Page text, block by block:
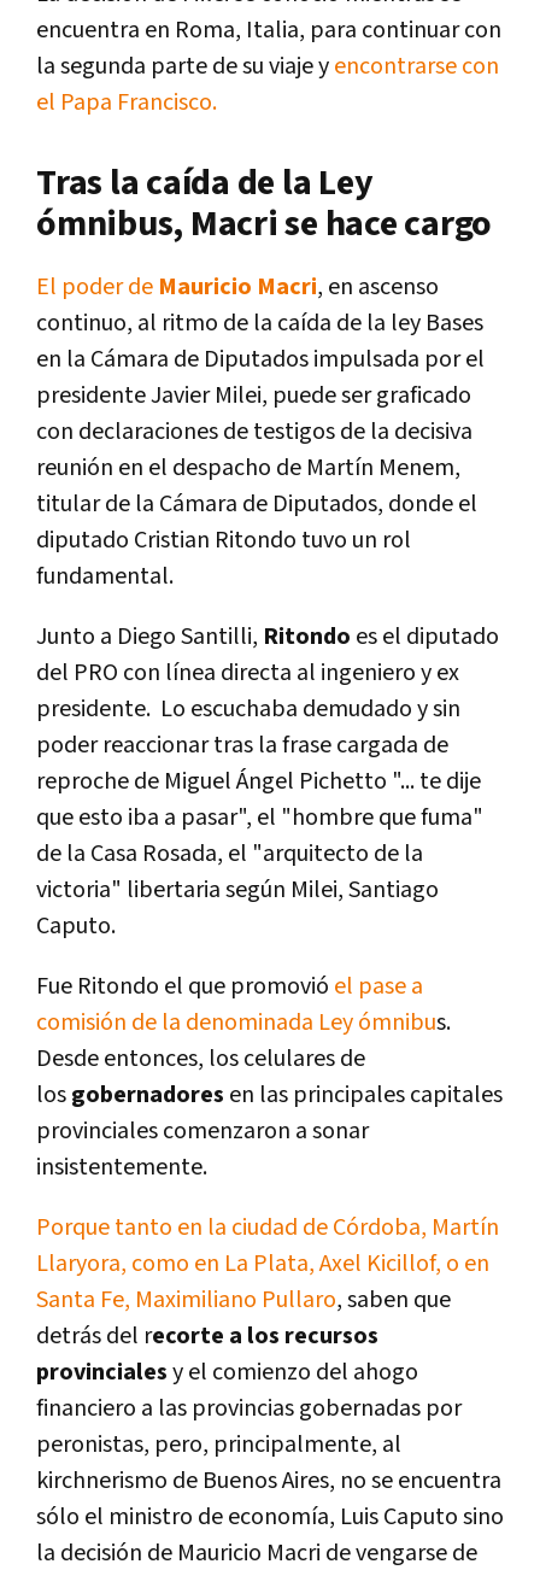
encuentra en Roma, Italia, para continuar con
la segunda parte de su viaje yencontrarse con
el Papa Francisco.
Tras la caída de la Ley
ómnibus, Macri se hace cargo
El poder de Mauricio Macri, en ascenso
continuo, al ritmo de la caída de la ley Bases
en la Cámara de Diputados impulsada por el
presidente Javier Milei, puede ser graficado
con declaraciones de testigos de la decisiva
reunión en el despacho de Martín Menem,
titular de la Cámara de Diputados, donde el
diputado Cristian Ritondo tuvo un rol
fundamental.
Junto a Diego Santilli, Ritondo es el diputado
del PRO con línea directa al ingeniero y ex
presidente. Lo escuchaba demudado y sin
poder reaccionar tras la frase cargada de
reproche de Miguel Ángel Pichetto "... te dije
que esto iba a pasar", el "hombre que fuma"
de la Casa Rosada, el "arquitecto de la
victoria" libertaria según Milei, Santiago
Caputo.
Fue Ritondo el que promovió el pase a
comisión de la denominada Ley ómnibus.
Desde entonces, los celulares de
losgobernadores en las principales capitales
provinciales comenzaron a sonar
insistentemente.
Porque tanto en la ciudad de Córdoba, Martín
Llaryora, como en La Plata, Axel Kicillof, o en
Santa Fe, Maximiliano Pullaro, saben que
detrás del recorte a los recursos
provincialesy el comienzo del ahogo
financiero a las provincias gobernadas por
peronistas, pero, principalmente, al
kirchnerismo de Buenos Aires, no se encuentra
sólo el ministro de economía, Luis Caputo sino
la decisión de Mauricio Macri de vengarse de